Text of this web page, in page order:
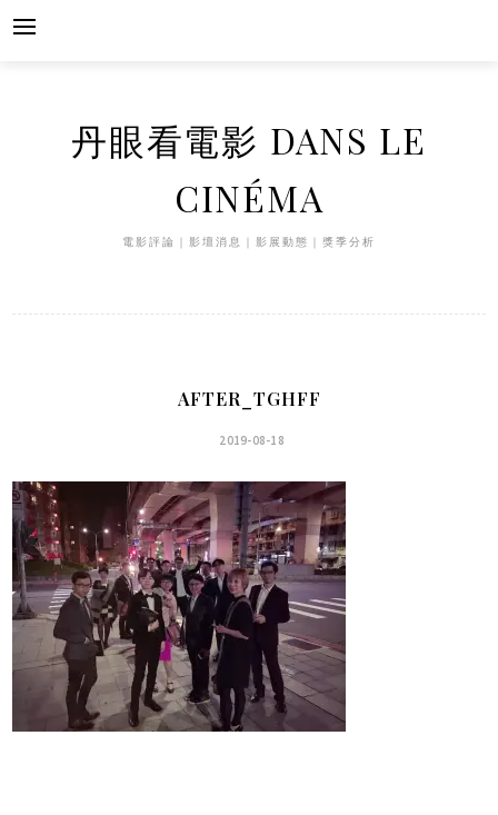
Skip
丹眼看電影 DANS LE
CINÉMA
電影評論｜影壇消息｜影展動態｜獎季分析
AFTER_TGHFF
2019-08-18